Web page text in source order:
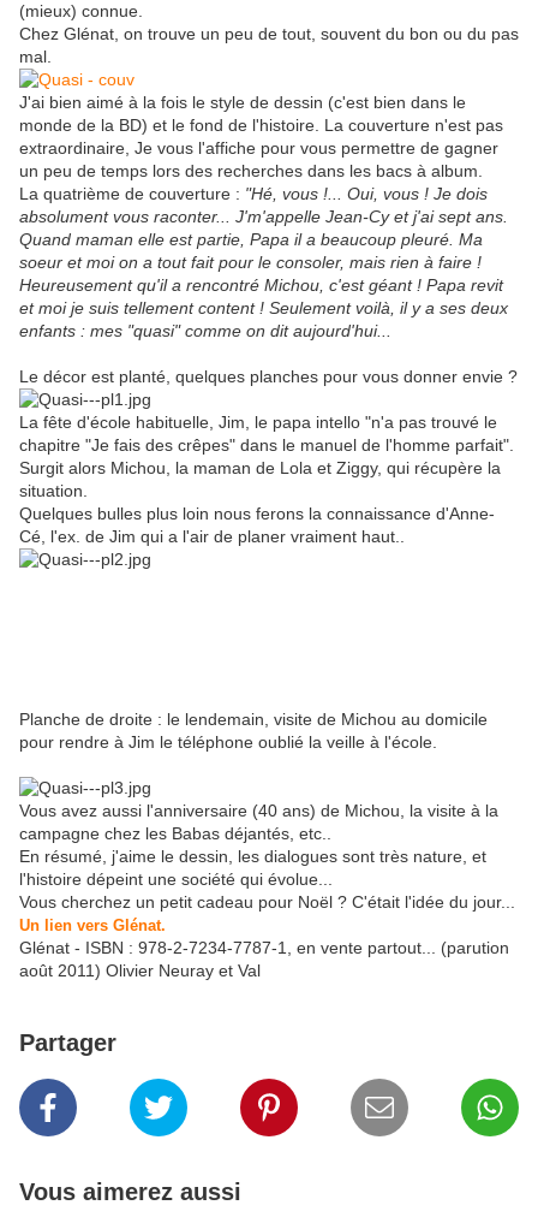
(mieux) connue.
Chez Glénat, on trouve un peu de tout, souvent du bon ou du pas
mal.
J'ai bien aimé à la fois le style de dessin (c'est bien dans le
monde de la BD) et le fond de l'histoire. La couverture n'est pas
extraordinaire, Je vous l'affiche pour vous permettre de gagner
un peu de temps lors des recherches dans les bacs à album.
La quatrième de couverture : "Hé, vous !... Oui, vous ! Je dois
absolument vous raconter... J'm'appelle Jean-Cy et j'ai sept ans.
Quand maman elle est partie, Papa il a beaucoup pleuré. Ma
soeur et moi on a tout fait pour le consoler, mais rien à faire !
Heureusement qu'il a rencontré Michou, c'est géant ! Papa revit
et moi je suis tellement content ! Seulement voilà, il y a ses deux
enfants : mes "quasi" comme on dit aujourd'hui...
Le décor est planté, quelques planches pour vous donner envie ?
La fête d'école habituelle, Jim, le papa intello "n'a pas trouvé le
chapitre "Je fais des crêpes" dans le manuel de l'homme parfait".
Surgit alors Michou, la maman de Lola et Ziggy, qui récupère la
situation.
Quelques bulles plus loin nous ferons la connaissance d'Anne-
Cé, l'ex. de Jim qui a l'air de planer vraiment haut..
Planche de droite : le lendemain, visite de Michou au domicile
pour rendre à Jim le téléphone oublié la veille à l'école.
Vous avez aussi l'anniversaire (40 ans) de Michou, la visite à la
campagne chez les Babas déjantés, etc..
En résumé, j'aime le dessin, les dialogues sont très nature, et
l'histoire dépeint une société qui évolue...
Vous cherchez un petit cadeau pour Noël ? C'était l'idée du jour...
Un lien vers Glénat.
Glénat - ISBN : 978-2-7234-7787-1, en vente partout... (parution
août 2011) Olivier Neuray et Val
Partager
Vous aimerez aussi